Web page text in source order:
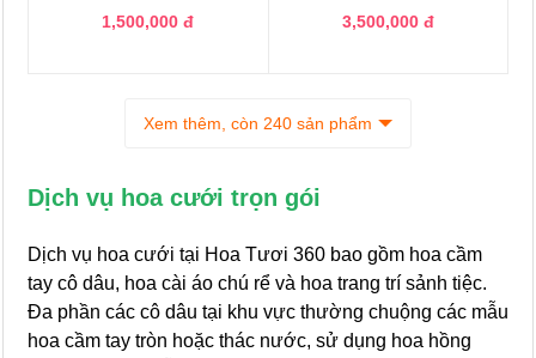
1,500,000 đ
3,500,000 đ
Xem thêm, còn 240 sản phẩm
Dịch vụ hoa cưới trọn gói
Dịch vụ hoa cưới tại Hoa Tươi 360 bao gồm hoa cầm
tay cô dâu, hoa cài áo chú rể và hoa trang trí sảnh tiệc.
Đa phần các cô dâu tại khu vực thường chuộng các mẫu
hoa cầm tay tròn hoặc thác nước, sử dụng hoa hồng